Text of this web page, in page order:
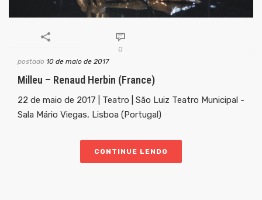
0
postado 10 de maio de 2017
Milleu – Renaud Herbin (France)
22 de maio de 2017 | Teatro | São Luiz Teatro Municipal -
Sala Mário Viegas, Lisboa (Portugal)
CONTINUE LENDO